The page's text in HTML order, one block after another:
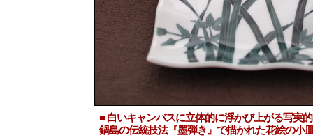
■ 白いキャンバスに立体的に浮かび上がる写実
鍋島の伝統技法『墨弾き』で描かれた花絵の小